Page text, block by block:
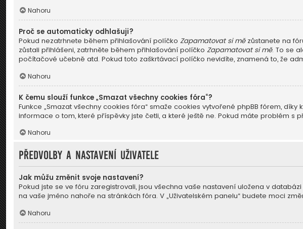
Nahoru
Proč se automaticky odhlašuji?
Pokud nezatrhnete během přihlašování políčko Zapamatovat si mězůstanete na
zůstali přihlášeni, zatrhněte během přihlašování políčko Zapamatovat si mě. To se
počítačové učebně atd. Pokud toto zaškrtávací políčko nevidíte, znamená to, že
Nahoru
K čemu slouží funkce „Smazat všechny cookies fóra“?
Funkce „Smazat všechny cookies fóra“ smaže cookies vytvořené phpBB fórem,
informace o tom, které příspěvky jste četli, a které ještě ne. Pokud máte problém
Nahoru
Předvolby a nastavení uživatele
Jak můžu změnit svoje nastavení?
Pokud jste se ve fóru zaregistrovali, jsou všechna vaše nastavení uložena v
na vaše jméno nahoře na stránkách fóra. V „Uživatelském panelu“ budete moci
Nahoru